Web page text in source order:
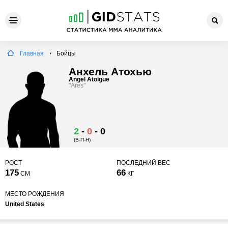
Главная Бойцы
Анхель Атохью
Angel Atoigue
"Ares"
2 - 0 - 0
(В-П-Н)
РОСТ
175 СМ
ПОСЛЕДНИЙ ВЕС
66 КГ
МЕСТО РОЖДЕНИЯ
United States